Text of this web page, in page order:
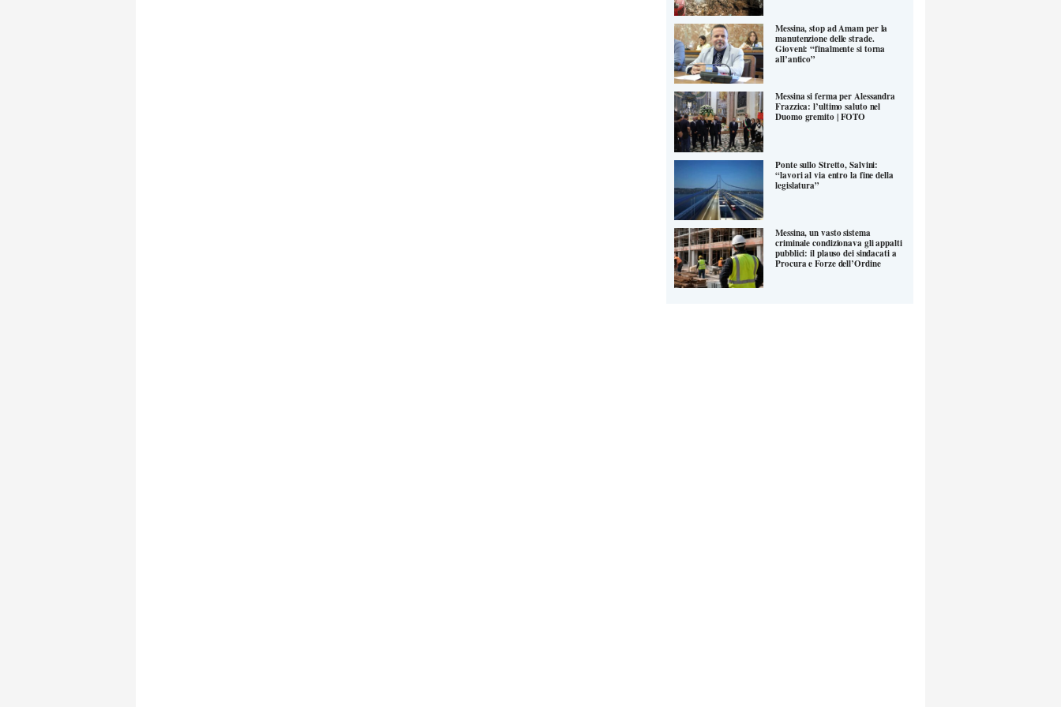
Messina, stop ad Amam per la
manutenzione delle strade.
Gioveni: “finalmente si torna
all’antico”
Messina si ferma per Alessandra
Frazzica: l’ultimo saluto nel
Duomo gremito | FOTO
Ponte sullo Stretto, Salvini:
“lavori al via entro la fine della
legislatura”
Messina, un vasto sistema
criminale condizionava gli appalti
pubblici: il plauso dei sindacati a
Procura e Forze dell’Ordine